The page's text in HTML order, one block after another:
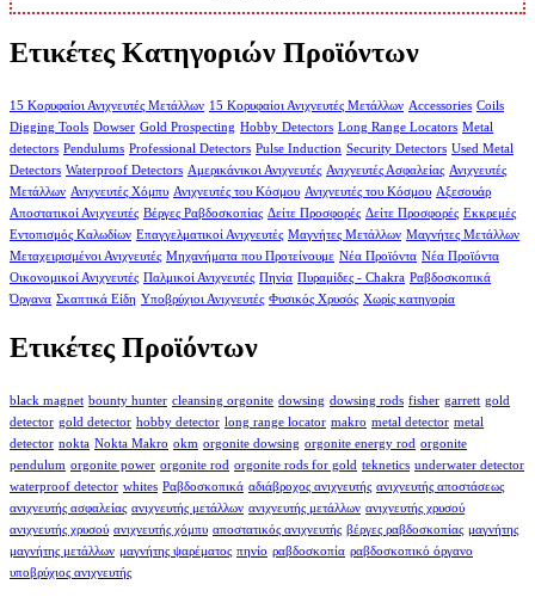
Ετικέτες Κατηγοριών Προϊόντων
15 Κορυφαίοι Ανιχνευτές Μετάλλων 15 Κορυφαίοι Ανιχνευτές Μετάλλων Accessories Coils
Digging Tools Dowser Gold Prospecting Hobby Detectors Long Range Locators Metal
detectors Pendulums Professional Detectors Pulse Induction Security Detectors Used Metal
Detectors Waterproof Detectors Αμερικάνικοι Ανιχνευτές Ανιχνευτές Ασφαλείας Ανιχνευτές
Μετάλλων Ανιχνευτές Χόμπυ Ανιχνευτές του Κόσμου Ανιχνευτές του Κόσμου Αξεσουάρ
Αποστατικοί Ανιχνευτές Βέργες Ραβδοσκοπίας Δείτε Προσφορές Δείτε Προσφορές Εκκρεμές
Εντοπισμός Καλωδίων Επαγγελματικοί Ανιχνευτές Μαγνήτες Μετάλλων Μαγνήτες Μετάλλων
Μεταχειρισμένοι Ανιχνευτές Μηχανήματα που Προτείνουμε Νέα Προϊόντα Νέα Προϊόντα
Οικονομικοί Ανιχνευτές Παλμικοί Ανιχνευτές Πηνία Πυραμίδες - Chakra Ραβδοσκοπικά
Όργανα Σκαπτικά Είδη Υποβρύχιοι Ανιχνευτές Φυσικός Χρυσός Χωρίς κατηγορία
Ετικέτες Προϊόντων
black magnet bounty hunter cleansing orgonite dowsing dowsing rods fisher garrett gold
detector gold detector hobby detector long range locator makro metal detector metal
detector nokta Nokta Makro okm orgonite dowsing orgonite energy rod orgonite
pendulum orgonite power orgonite rod orgonite rods for gold teknetics underwater detector
waterproof detector whites Ραβδοσκοπικά αδιάβροχος ανιχνευτής ανιχνευτής αποστάσεως
ανιχνευτής ασφαλείας ανιχνευτής μετάλλων ανιχνευτής μετάλλων ανιχνευτής χρυσού
ανιχνευτής χρυσού ανιχνευτής χόμπυ αποστατικός ανιχνευτής βέργες ραβδοσκοπίας μαγνήτης
μαγνήτης μετάλλων μαγνήτης ψαρέματος πηνίο ραβδοσκοπία ραβδοσκοπικό όργανο
υποβρύχιος ανιχνευτής